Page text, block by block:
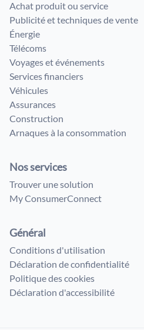
Achat produit ou service
Publicité et techniques de vente
Énergie
Télécoms
Voyages et événements
Services financiers
Véhicules
Assurances
Construction
Arnaques à la consommation
Nos services
Trouver une solution
My ConsumerConnect
Général
Conditions d'utilisation
Déclaration de confidentialité
Politique des cookies
Déclaration d'accessibilité